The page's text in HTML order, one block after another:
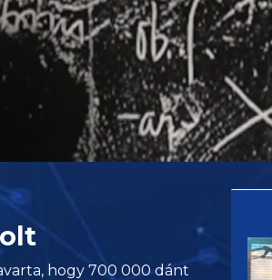
hogy 700 000 dánt